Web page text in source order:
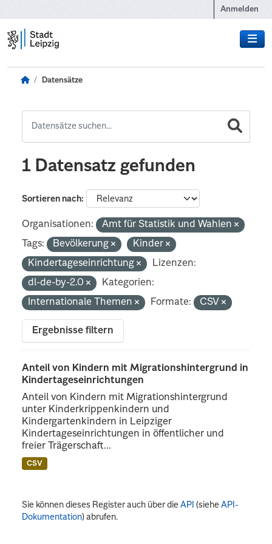
Anmelden
Datensätze
1 Datensatz gefunden
Sortieren nach
Organisationen:
Amt für Statistik und Wahlen
Tags:
Bevölkerung
Kinder
Kindertageseinrichtung
Lizenzen:
dl-de-by-2.0
Kategorien:
Internationale Themen
Formate: CSV
Ergebnisse filtern
Anteil von Kindern mit Migrationshintergrund in
Kindertageseinrichtungen
Anteil von Kindern mit Migrationshintergrund
unter Kinderkrippenkindern und
Kindergartenkindern in Leipziger
Kindertageseinrichtungen in öffentlicher und
freier Trägerschaft...
CSV
Sie können dieses Register auch über dieAPI (sieheAPI-
Dokumentation) abrufen.